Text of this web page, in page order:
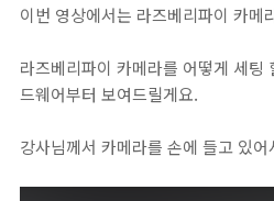
이번 영상에서는 라즈베리파이 카메
라즈베리파이 카메라를 어떻게 세팅
드웨어부터 보여드릴게요.
강사님께서 카메라를 손에 들고 있